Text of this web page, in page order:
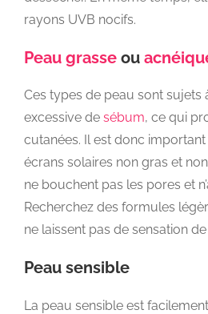
rayons UVB nocifs.
Peau grasse ou
Ces types de peau sont sujets
excessive de sébum, ce qui
cutanées. Il est donc
écrans solaires non gras et
ne bouchent pas les pores et
Recherchez des formules
ne laissent pas de sensation
Peau sensible
La peau sensible est